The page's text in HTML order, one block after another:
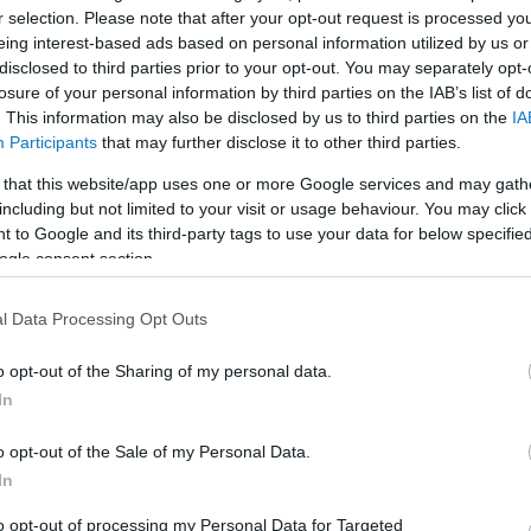
selection. Please note that after your opt-out request is processed
interest-based ads based on personal information utilized by us
to third parties prior to your opt-out. You may separately
of your personal information by third parties on the IAB’s list of
This information may also be disclosed by us to third parties on the
Participants that may further disclose it to other third parties.
that this website/app uses one or more Google services and may
but not limited to your visit or usage behaviour. You may
to Google and its third-party tags to use your data for below
consent section.
Data Processing Opt Outs
opt-out of the Sharing of my personal data.
opt-out of the Sale of my Personal Data.
opt-out of processing my Personal Data for Targeted
LEGFRISSEBB
A közlekedés mérföldkövei
A Közép-Mediterrán útvonal, A Darién-régió